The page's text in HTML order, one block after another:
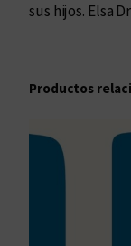
sus hijos. Elsa
Productos